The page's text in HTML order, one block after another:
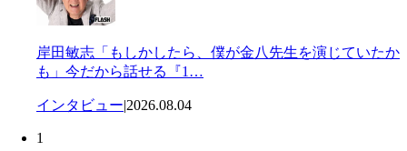
岸田敏志「もしかしたら、僕が金八先生を演じていたか
も」今だから話せる『1…
インタビュー|2026.08.04
1